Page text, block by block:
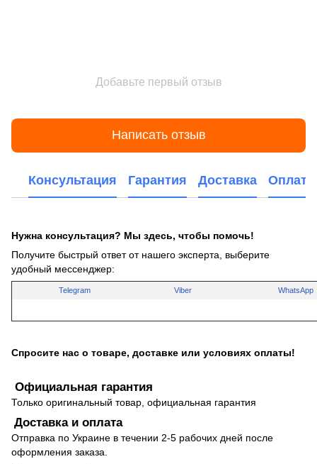
Добавьте первый отзыв
Написать отзыв
Консультация Гарантия Доставка Оплата
Нужна консультация? Мы здесь, чтобы помочь!
Получите быстрый ответ от нашего эксперта, выберите
удобный мессенджер:
Telegram Viber WhatsApp
Спросите нас о товаре, доставке или условиях оплаты!
Официальная гарантия
Только оригинальный товар, официальная гарантия
Доставка и оплата
Отправка по Украине в течении 2-5 рабочих дней после
оформления заказа.